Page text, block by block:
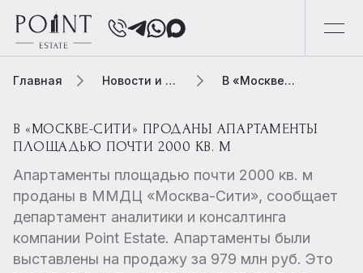
Главная Новости и обзоры В «Москве-Сити» проданы апартаменты площадью почти 2000 кв. м
В «МОСКВЕ-СИТИ» ПРОДАНЫ АПАРТАМЕНТЫ
ПЛОЩАДЬЮ ПОЧТИ 2000 КВ. М
Апартаменты площадью почти 2000 кв. м
проданы в ММДЦ «Москва-Сити», сообщает
департамент аналитики и консалтинга
компании Point Estate. Апартаменты были
выставлены на продажу за 979 млн руб. Это